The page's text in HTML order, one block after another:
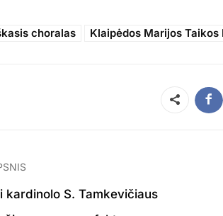
choralas Klaipėdos Marijos
Dalintis
kardinolo S. Tamkevičiaus